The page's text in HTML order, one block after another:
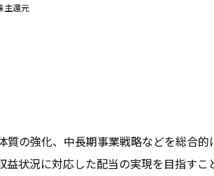
主還元
質の強化、中長期事業戦略などを総合
状況に対応した配当の実現を目指すこ